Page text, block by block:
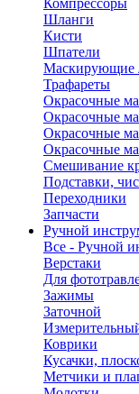
Компрессоры
Шланги
Кисти
Шпатели
Маскирующие
Трафареты
Окрасочные
Окрасочные
Окрасочные
Окрасочные
Смешивание
Подставки,
Переходники
Запчасти
Ручной
Все - Ручной
Верстаки
Для
Зажимы
Заточной
Коврики
Кусачки,
Метчики и